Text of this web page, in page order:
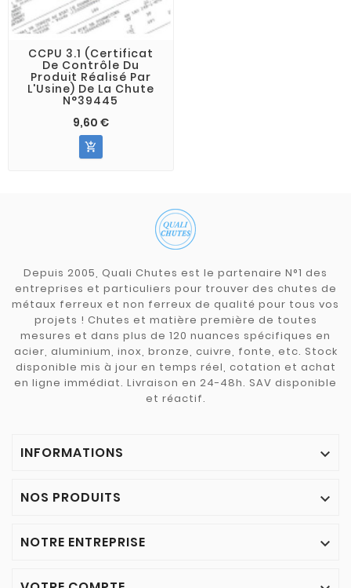
CCPU 3.1 (Certificat
De Contrôle Du
Produit Réalisé Par
L'Usine) De La Chute
N°39445
9,60 €

Depuis 2005, Quali Chutes est le partenaire N°1 des
entreprises et particuliers pour trouver des chutes de
métaux ferreux et non ferreux de qualité pour tous vos
projets ! Chutes et matière première de toutes
mesures et dans plus de 120 nuances spécifiques en
acier, aluminium, inox, bronze, cuivre, fonte, etc. Stock
disponible mis à jour en temps réel, cotation et achat
en ligne immédiat. Livraison en 24-48h. SAV disponible
et réactif.
INFORMATIONS 
NOS PRODUITS 
NOTRE ENTREPRISE 